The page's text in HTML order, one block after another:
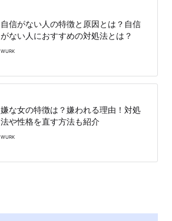
自信がない人の特徴と原因とは？自信
がない人におすすめの対処法とは？
WURK
嫌な女の特徴は？嫌われる理由！対処
法や性格を直す方法も紹介
WURK